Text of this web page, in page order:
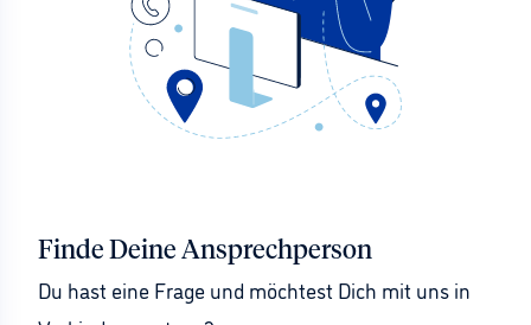
Finde Deine Ansprechperson
Du hast eine Frage und möchtest Dich mit uns in